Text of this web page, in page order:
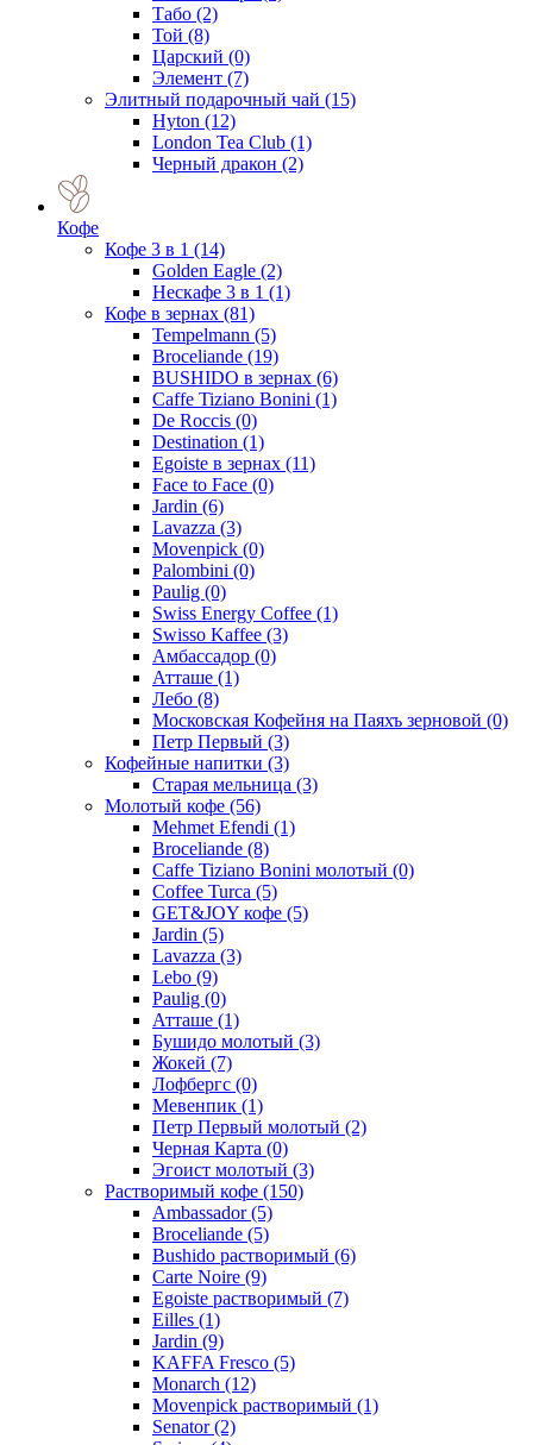
Табо (2)
Той (8)
Царский (0)
Элемент (7)
Элитный подарочный чай (15)
Hyton (12)
London Tea Club (1)
Черный дракон (2)
Кофе
Кофе 3 в 1 (14)
Golden Eagle (2)
Нескафе 3 в 1 (1)
Кофе в зернах (81)
Tempelmann (5)
Broceliande (19)
BUSHIDO в зернах (6)
Caffe Tiziano Bonini (1)
De Roccis (0)
Destination (1)
Egoiste в зернах (11)
Face to Face (0)
Jardin (6)
Lavazza (3)
Movenpick (0)
Palombini (0)
Paulig (0)
Swiss Energy Coffee (1)
Swisso Kaffee (3)
Амбассадор (0)
Атташе (1)
Лебо (8)
Московская Кофейня на Паяхъ зерновой (0)
Петр Первый (3)
Кофейные напитки (3)
Старая мельница (3)
Молотый кофе (56)
Mehmet Efendi (1)
Broceliande (8)
Caffe Tiziano Bonini молотый (0)
Coffee Turca (5)
GET&JOY кофе (5)
Jardin (5)
Lavazza (3)
Lebo (9)
Paulig (0)
Атташе (1)
Бушидо молотый (3)
Жокей (7)
Лофбергс (0)
Мевенпик (1)
Петр Первый молотый (2)
Черная Карта (0)
Эгоист молотый (3)
Растворимый кофе (150)
Ambassador(5)
Broceliande (5)
Bushido растворимый (6)
Carte Noire (9)
Egoiste растворимый (7)
Eilles (1)
Jardin (9)
KAFFA Fresco (5)
Monarch (12)
Movenpick растворимый (1)
Senator(2)